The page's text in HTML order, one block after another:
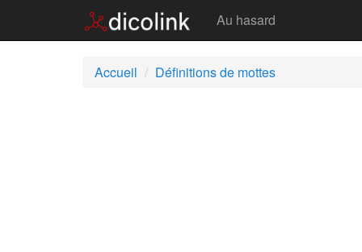
Au hasard
Accueil Définitions de mottes
Mottes